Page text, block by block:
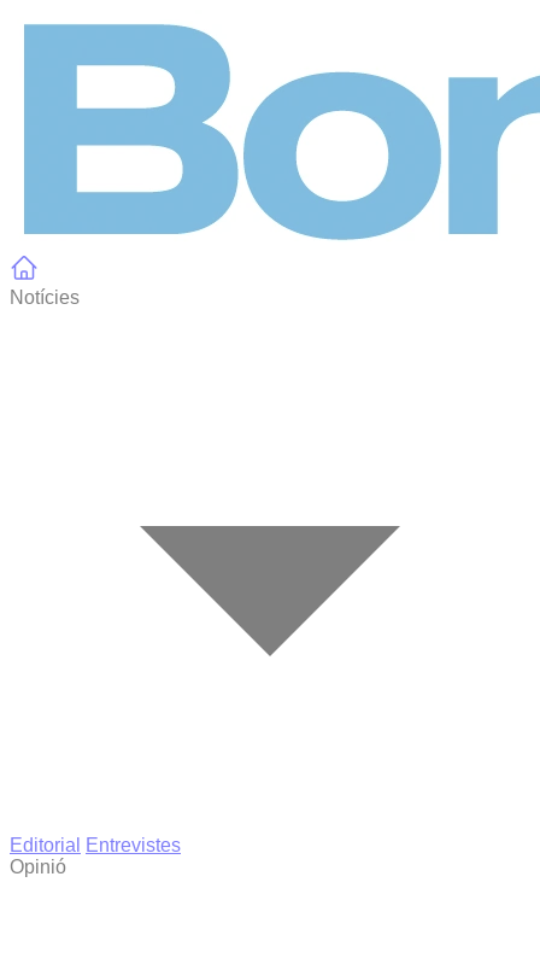
Notícies
Editorial
Entrevistes
Opinió